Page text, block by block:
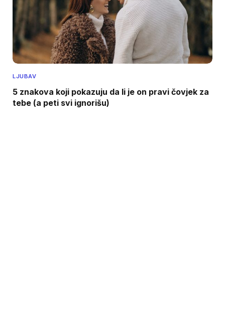
LJUBAV
5 znakova koji pokazuju da li je on pravi čovjek za
tebe (a peti svi ignorišu)